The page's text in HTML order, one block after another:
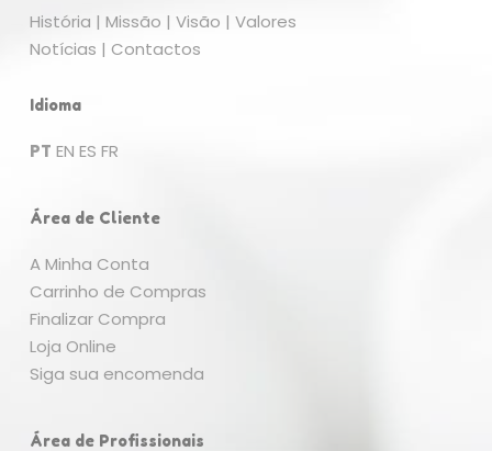
História | Missão | Visão | Valores
Notícias | Contactos
Idioma
PT EN ES FR
Área de Cliente
A Minha Conta
Carrinho de Compras
Finalizar Compra
Loja Online
Siga sua encomenda
Área de Profissionais